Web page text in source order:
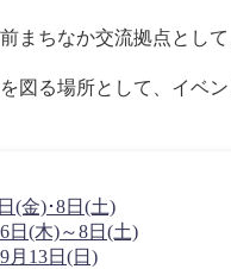
まちなか交流拠点とし
図る場所として、イベ
(金)･8日(土)
(木)～8日(土)
月13日(日)